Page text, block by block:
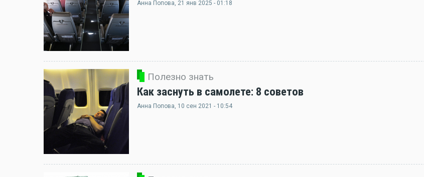
Анна Попова, 21 янв 2025 - 01:18
Полезно знать
Как заснуть в самолете: 8 советов
Анна Попова, 10 сен 2021 - 10:54